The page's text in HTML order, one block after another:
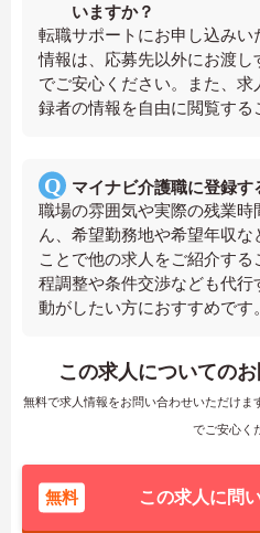
いますか？
転職サポートにお申し込みい
情報は、応募先以外にお渡
でご安心ください。また、
録者の情報を自由に閲覧する
マイナビ介護職に登録す
職場の雰囲気や実際の残業時
ん、希望勤務地や希望年収な
ことで他の求人をご紹介す
程調整や条件交渉なども代
動がしたい方におすすめです。
この求人についての
無料で求人情報をお問い合わせいただけ
でご安心く
無料 この求人に問